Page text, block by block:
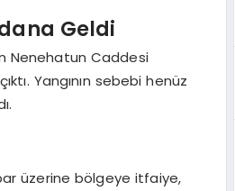
Geldi
Nenehatun Caddesi
Yangının sebebi henüz
üzerine bölgeye itfaiye,